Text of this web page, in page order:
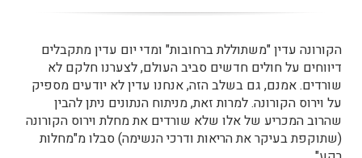
הקורונה עדין "משתוללת ברחובות" ומדי יום עדין מתקבלים
דיווחים על חולים חדשים סביב העולם, לצערנו חלקם לא
שורדים. אמנם, גם בשלב הזה, אנחנו עדין לא יודעים מספיק
על וירוס הקורונה. למרות זאת, מניתוח הנתונים ניתן להבין
שהרוב המכריע של אלו שלא שורדים את מחלת וירוס הקורונה
(שתוקפת בעיקר את הריאות ודרכי הנשימה) סבלו מ"מחלות